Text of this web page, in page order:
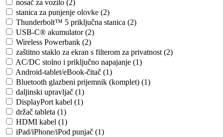
nosač za vozilo (2)
stanica za punjenje olovke (2)
Thunderbolt™ 5 priključna stanica (2)
USB-C® akumulator (2)
Wireless Powerbank (2)
zaštitno staklo za ekran s filterom za privatnost (2)
AC/DC stolno i priključno napajanje (1)
Android-tablet/eBook-čitač (1)
Bluetooth glazbeni prijemnik (komplet) (1)
daljinski upravljač (1)
DisplayPort kabel (1)
držač tableta (1)
HDMI kabel (1)
iPad/iPhone/iPod punjač (1)